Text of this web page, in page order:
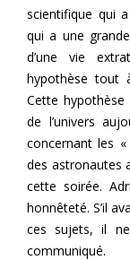
scientifique qui
qui a une
d’une vie
hypothèse tout
Cette
de l’univers
concernant les
des astronautes
cette soirée.
honnêteté. S’il
ces sujets, il
communiqué.